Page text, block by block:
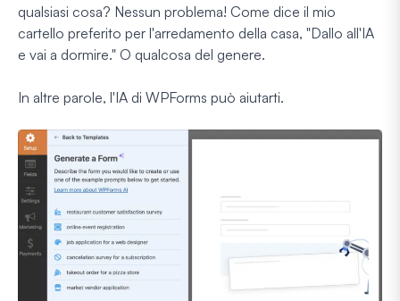
qualsiasi cosa? Nessun problema! Come dice il mio
cartello preferito per l'arredamento della casa, "Dallo all'IA
e vai a dormire." O qualcosa del genere.
In altre parole, l'IA di WPForms può aiutarti.